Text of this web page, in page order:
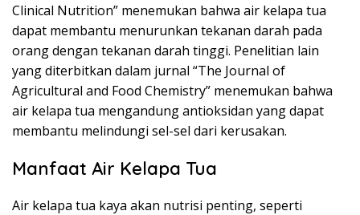
Clinical Nutrition” menemukan bahwa air kelapa tua
dapat membantu menurunkan tekanan darah pada
orang dengan tekanan darah tinggi. Penelitian lain
yang diterbitkan dalam jurnal “The Journal of
Agricultural and Food Chemistry” menemukan bahwa
air kelapa tua mengandung antioksidan yang dapat
membantu melindungi sel-sel dari kerusakan.
Manfaat Air Kelapa Tua
Air kelapa tua kaya akan nutrisi penting, seperti